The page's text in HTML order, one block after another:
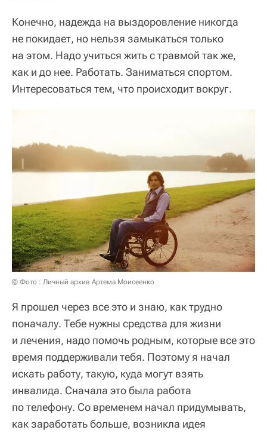
Конечно, надежда на выздоровление никогда
не покидает, но нельзя замыкаться только
на этом. Надо учиться жить с травмой так же,
как и до нее. Работать. Заниматься спортом.
Интересоваться тем, что происходит вокруг.
© Фото : Личный архив Артема Моисеенко
Я прошел через все это и знаю, как трудно
поначалу. Тебе нужны средства для жизни
и лечения, надо помочь родным, которые все это
время поддерживали тебя. Поэтому я начал
искать работу, такую, куда могут взять
инвалида. Сначала это была работа
по телефону. Со временем начал придумывать,
как заработать больше, возникла идея